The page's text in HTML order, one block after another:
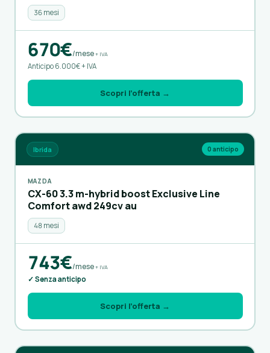
36 mesi
670€/mese+ IVA
Anticipo 6.000€ + IVA
Scopri l’offerta →
Ibrida 0 anticipo
MAZDA
CX-60 3.3 m-hybrid boost Exclusive Line
Comfort awd 249cv au
48 mesi
743€/mese+ IVA
✓ Senza anticipo
Scopri l’offerta →